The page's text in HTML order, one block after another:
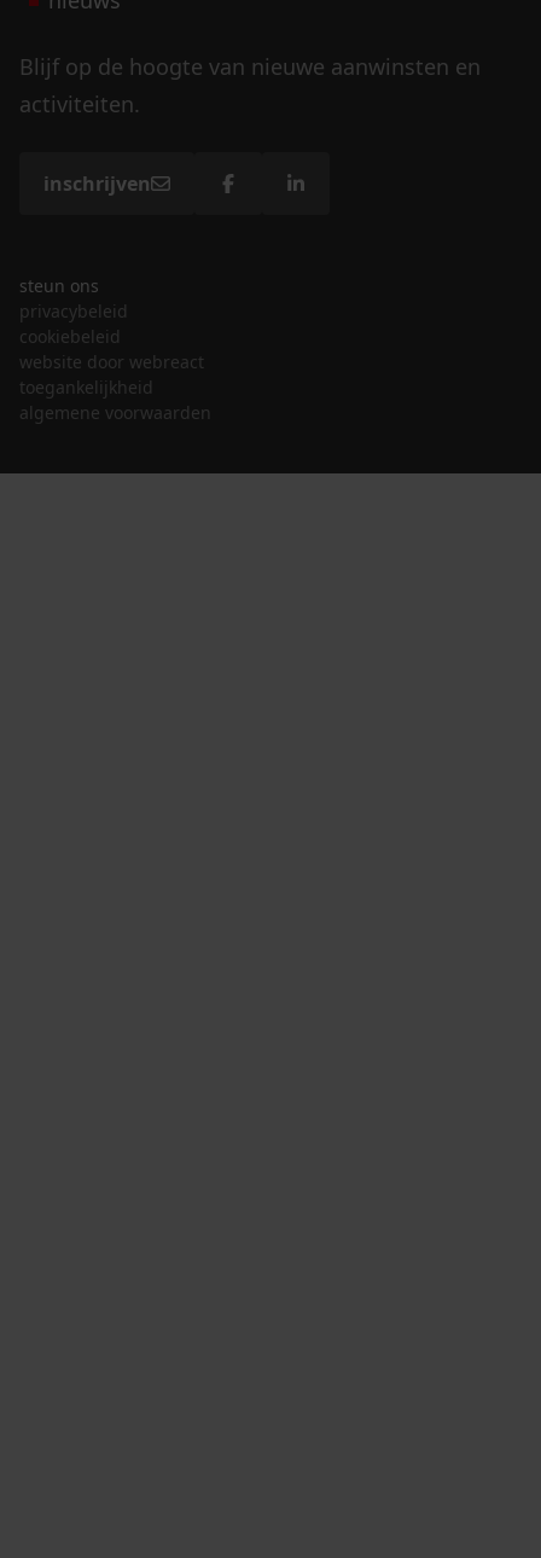
Blijf op de hoogte van nieuwe aanwinsten en
activiteiten.
inschrijven
steun ons
privacybeleid
cookiebeleid
website door webreact
toegankelijkheid
algemene voorwaarden